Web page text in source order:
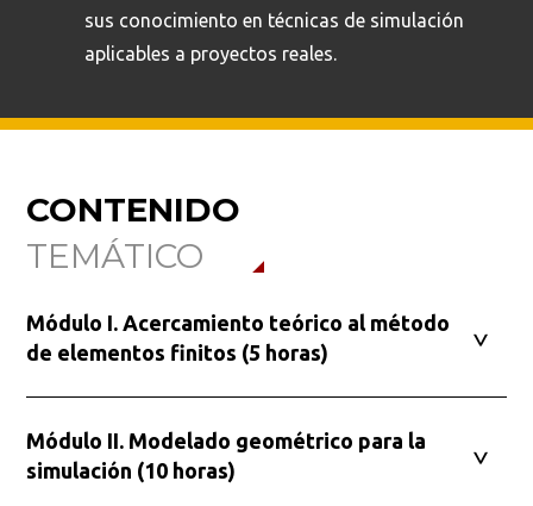
sus conocimiento en técnicas de simulación
aplicables a proyectos reales.
CONTENIDO
TEMÁTICO
Módulo I. Acercamiento teórico al método
de elementos finitos (5 horas)
Módulo II. Modelado geométrico para la
simulación (10 horas)